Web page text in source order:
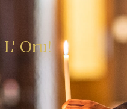
L' Oru!